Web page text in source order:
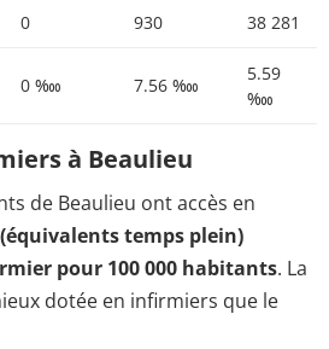
0 930 38 281
0 ‱ 7.56 ‱
5.59
‱
à Beaulieu
de Beaulieu ont accès en
(équivalents temps plein)
pour 100 000 habitants. La
dotée en infirmiers que le